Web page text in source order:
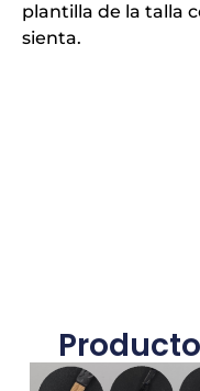
plantilla de la talla
sienta.